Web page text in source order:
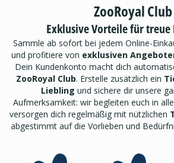
ZooRoyal Club
Exklusive Vorteile für
Sammle ab sofort bei jedem Online-
und profitiere von exklusiven
Dein Kundenkonto macht dich
ZooRoyal Club. Erstelle zusätzlich ein
Liebling und sichere dir unsere
Aufmerksamkeit: wir begleiten euch in
versorgen dich regelmäßig mit nützlichen
abgestimmt auf die Vorlieben und